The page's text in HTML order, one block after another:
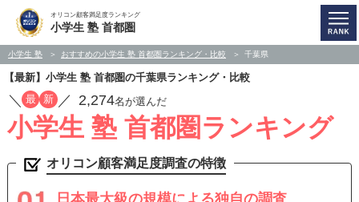
オリコン顧客満足度ランキング
小学生 塾 首都圏
小学生 塾 おすすめの小学生 塾 首都圏ランキング・比較 千葉県
【最新】小学生 塾 首都圏の千葉県ランキング・比較
／ 最 新 ／ 2,274名が選んだ
小学生 塾 首都圏ランキング
オリコン顧客満足度調査の特徴
日本最大級の規模による独自の調査